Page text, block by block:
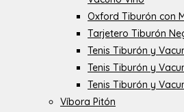
Oxford Tiburón con
Tarjetero Tiburón
Tenis Tiburón y
Tenis Tiburón y
Tenis Tiburón y
Víbora Pitón